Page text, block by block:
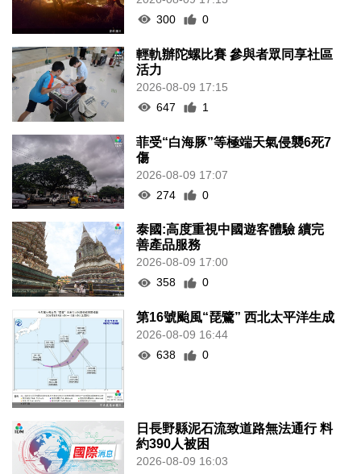
300
0
輕軌辦陀螺比賽 參與者眾同享社區
活力
2026-08-09 17:15
647
1
菲受“白海豚”等極端天氣侵襲6死7
傷
2026-08-09 17:07
274
0
泰國:高度重視中國遊客體驗 續完
善產品服務
2026-08-09 17:00
358
0
第16號颱風“琵鷺” 西北太平洋生成
2026-08-09 16:44
638
0
日長野縣泥石流致道路無法通行 料
約390人被困
2026-08-09 16:03